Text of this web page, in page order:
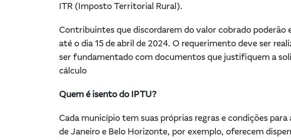
ITR (Imposto Territorial Rural).
Contribuintes que discordarem do valor cobrado poderão
até o dia 15 de abril de 2024. O requerimento deve ser
ser fundamentado com documentos que justifiquem a
cálculo
Quem é isento do IPTU?
Cada município tem suas próprias regras e condições para
de Janeiro e Belo Horizonte, por exemplo, oferecem